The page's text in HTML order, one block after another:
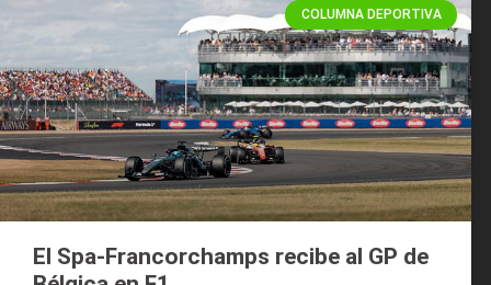
COLUMNA DEPORTIVA
El Spa-Francorchamps recibe al GP de